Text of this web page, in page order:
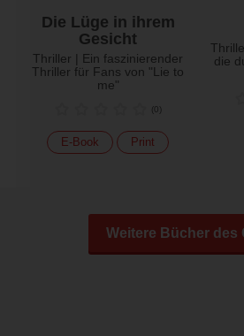
Die Lüge in ihrem
Gesicht
Thriller | Ein faszinierender
Thriller für Fans von "Lie to
me"
(0)
E-Book Print
die
Weitere Bücher des